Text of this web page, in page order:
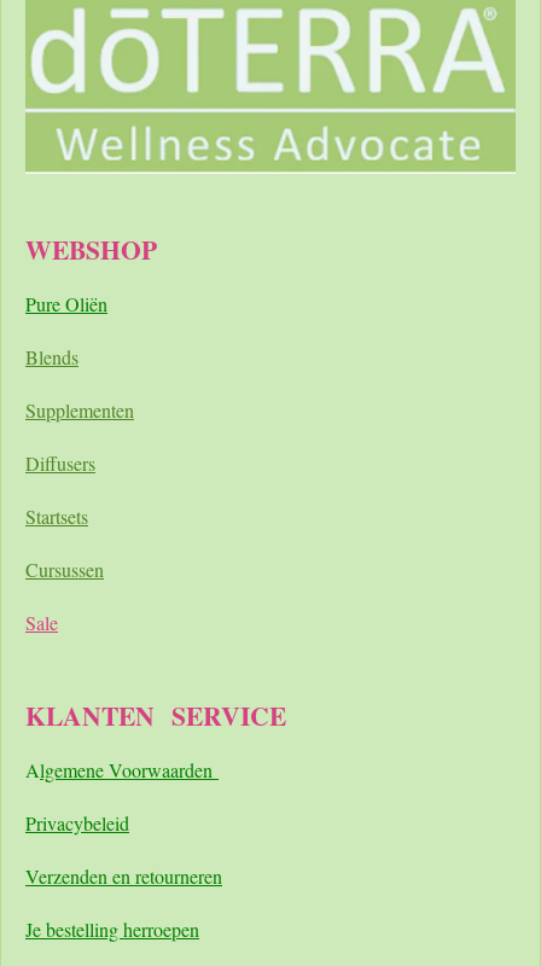
WEBSHOP
Pure Oliën
Blends
Supplementen
Diffusers
Startsets
Cursussen
Sale
KLANTEN SERVICE
Algemene Voorwaarden
Privacybeleid
Verzenden en retourneren
Je bestelling herroepen